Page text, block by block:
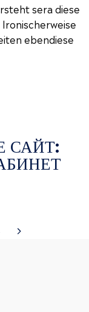
sera diese
Ironischerweise
ebendiese
САЙТ: